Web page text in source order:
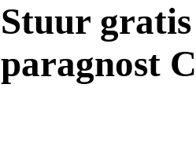
Stuur
paragnost